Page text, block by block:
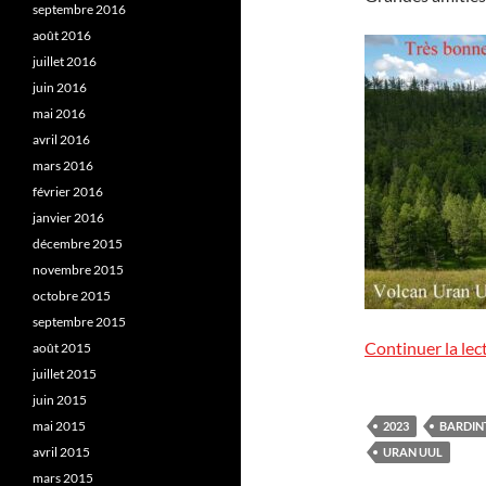
Continuer la
2023
URAN UUL
septembre 2016
août 2016
juillet 2016
juin 2016
mai 2016
avril 2016
mars 2016
février 2016
janvier 2016
décembre 2015
novembre 2015
octobre 2015
septembre 2015
août 2015
juillet 2015
juin 2015
mai 2015
avril 2015
mars 2015